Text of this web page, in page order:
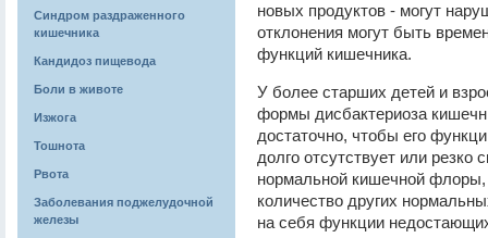
Синдром раздраженного
кишечника
Кандидоз пищевода
Боли в животе
Изжога
Тошнота
Рвота
Заболевания поджелудочной
железы
новых продуктов - могут
отклонения могут быть
функций кишечника.
У более старших детей и
формы дисбактериоза
достаточно, чтобы его
долго отсутствует или резко
нормальной кишечной
количество других
на себя функции